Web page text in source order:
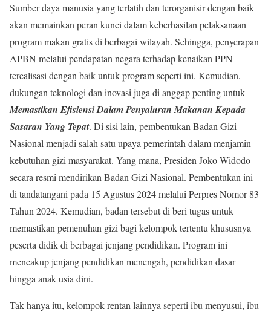
Sumber daya manusia yang terlatih dan terorganisir dengan baik
akan memainkan peran kunci dalam keberhasilan pelaksanaan
program makan gratis di berbagai wilayah. Sehingga, penyerapan
APBN melalui pendapatan negara terhadap kenaikan PPN
terealisasi dengan baik untuk program seperti ini. Kemudian,
dukungan teknologi dan inovasi juga di anggap penting untuk
Memastikan Efisiensi Dalam Penyaluran Makanan Kepada
Sasaran Yang Tepat. Di sisi lain, pembentukan Badan Gizi
Nasional menjadi salah satu upaya pemerintah dalam menjamin
kebutuhan gizi masyarakat. Yang mana, Presiden Joko Widodo
secara resmi mendirikan Badan Gizi Nasional. Pembentukan ini
di tandatangani pada 15 Agustus 2024 melalui Perpres Nomor 83
Tahun 2024. Kemudian, badan tersebut di beri tugas untuk
memastikan pemenuhan gizi bagi kelompok tertentu khususnya
peserta didik di berbagai jenjang pendidikan. Program ini
mencakup jenjang pendidikan menengah, pendidikan dasar
hingga anak usia dini.
Tak hanya itu, kelompok rentan lainnya seperti ibu menyusui, ibu